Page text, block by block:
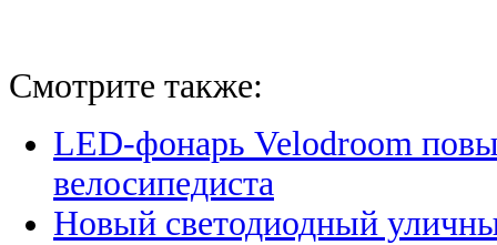
Смотрите также:
LED-фонарь Velodroom
велосипедиста
Новый светодиодный